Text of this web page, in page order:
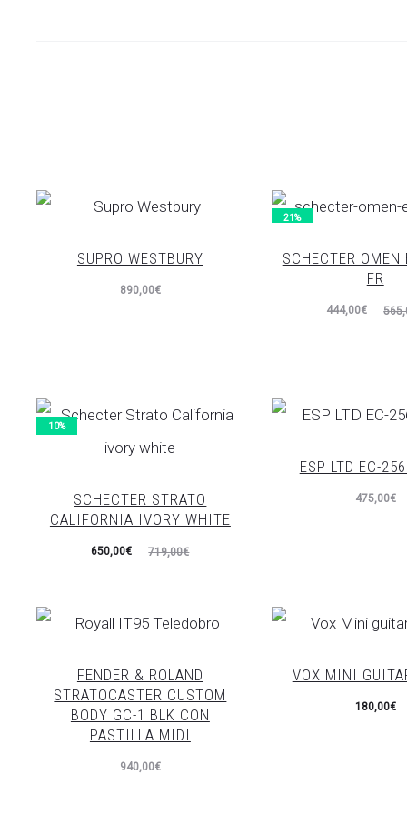
SUPRO WESTBURY
890,00€
21%
SCHECTER OMEN
FR
El
565,00€.
444,00€
El
444,00€.
10%
SCHECTER STRATO
CALIFORNIA IVORY WHITE
719,00€
El
era:
650,00€
El
es:
ESP LTD EC-
475,00€
FENDER & ROLAND
STRATOCASTER CUSTOM
BODY GC-1 BLK CON
PASTILLA MIDI
940,00€
VOX MINI
180,00€